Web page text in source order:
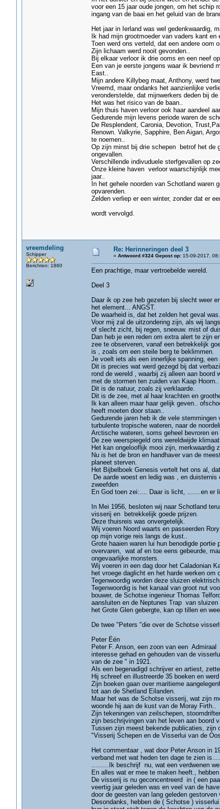
voor een 15 jaar oude jongen, om het schip
ingang van de baai en het geluid van de
Het jaar in Ierland was wel gedenkwaardig,
Ik had mijn grootmoeder van vaders kant
Toen werd ons verteld, dat een andere oom
Zijn lichaam werd nooit gevonden..
Bij elkaar verloor ik drie ooms en een neef
Een van je eerste jongens waar ik bevriend
East..
Mijn andere Killybeg maat, Anthony, werd
Vreemd, maar ondanks het aanzienlijke
veronderstelde, dat mijnwerkers deden bij
Het was het risico van de baan..
Mijn thuis haven verloor ook haar aandeel
Gedurende mijn levens periode waren de
De Resplendent, Caronia, Devotion,
Renown. Valkyrie, Sapphire, Ben Aigan,
te noemen..
Op zijn minst bij drie schepen betrof het de
ongevallen.
Verschillende indivuduele sterfgevallen op
Onze kleine haven verloor waarschijnlijk
jaar..
In het gehele noorden van Schotland waren
opvarenden.
Zelden verliep er een winter, zonder dat er
wordt vervolgd.
vreemdeling
Schipper
Berichten: 1860
Re: Herinneringen deel 3
« Antwoord #324 Gepost op:15-09-2017,
Een prachtige, maar vertroebelde wereld.
Deel 3
Daar ik op zee heb gezeten bij slecht weer
het element... ANGST.
De waarheid is, dat het zelden het geval was.
Voor mij zal de uitzondering zijn, als wij
of slecht zicht, bij regen, sneeuw. mist of
Dan heb je een reden om extra alert te zijn
zee te observeren, vanaf een betrekkelijk
is , zoals om een steile berg te beklimmen.
Je voelt iets als een innerlijke spanning,
Dit is precies wat werd gezegd bij dat
rond de wereld , waarbij zij alleen aan boord
met de stormen ten zuiden van Kaap Hoorn..
Dit is de natuur, zoals zij verklaarde.
Dit is de zee, met al haar krachten en
Ik kan alleen maar haar gelijk geven..
heeft moeten door staan..
Gedurende jaren heb ik de vele
turbulente tropische wateren, naar de
Arctische wateren, soms geheel bevroren
De zee weerspiegeld ons wereldwijde
Het kan ongelooflijk mooi zijn, merkwaardig
Nu is het de bron en handhaver van de
planeet sterven.
Het Bijbelboek Genesis vertelt het ons al,
De aarde woest en ledig was , en
zweefden
En God toen zei:.... Daar is licht, .......en er
In Mei 1956, besloten wij naar Schotland
visserij en betrekkelijk goede prijzen.
Deze thuisreis was onvergetelijk.
Wij voeren Noord waarts en passeerden
op mijn vorige reis langs de kust..
Grote haaien waren lui hun benodigde
overvaren, wat af en toe eens gebeurde,
ongevaarlijke monsters.
Wij voeren in een dag door het Caladonian
het vroege daglicht en het harde werken
Tegenwoordig worden deze sluizen
Tegenwoordig is het kanaal van groot nut
bouwer, de Schotse ingenieur Thomas
aansluiten en de Neptunes Trap van
het Grote Glen gebergte, kan op tillen en
De twee "Peters "die over de Schotse
Peter Ëén
Peter F. Anson, een zoon van een
interesse gehad en gehouden van de
van de zee " in 1921.
Als een begenadigd schrijver en artiest,
Hij schreef en illustreerde 35 boeken en
Zijn boeken gaan over maritieme
tot aan de Shetland Eilanden.
Maar het was de Schotse visserij, wat zijn
woonde hij aan de kust van de Moray Firth..
Zijn tekeningen van zeilschepen,
zijn beschrijvingen van het leven aan boord
Tussen zijn meest bekende publicaties,
"Visserij Schepen en de Visserlui van de
Het commentaar , wat door Peter Anson in
verband met wat heden ten dage te zien
.........Ik beschrijf nu, wat een verdwenen
En alles wat er mee te maken heeft.,
De visserij is nu geconcentreerd in ( een
veertig jaar geleden was en veel van de
door de geesten van lang geleden gestorven
Desondanks, hebben de ( Schotse )